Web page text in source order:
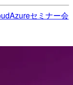
Azureセミナー会